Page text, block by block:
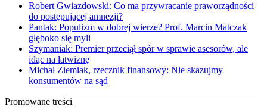
Robert Gwiazdowski: Co ma przywracanie praworządności
do postępującej amnezji?
Pantak: Populizm w dobrej wierze? Prof. Marcin Matczak
głęboko się myli
Szymaniak: Premier przeciął spór w sprawie asesorów, ale
idąc na łatwiznę
Michał Ziemiak, rzecznik finansowy: Nie skazujmy
konsumentów na sąd
Promowane treści